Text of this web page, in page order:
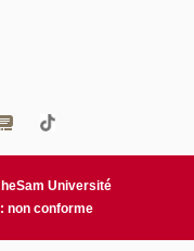
heSam Université
non conforme